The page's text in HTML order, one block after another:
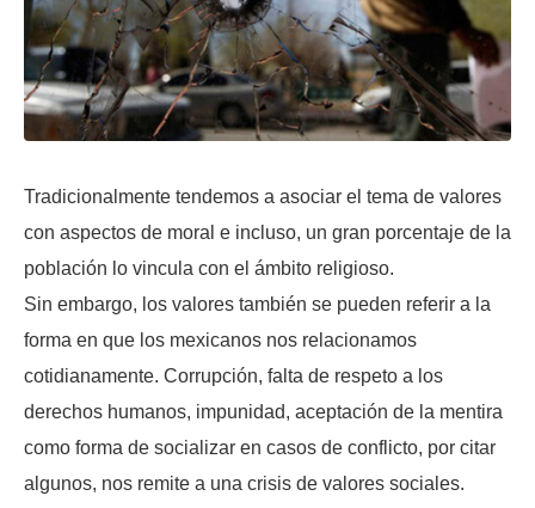
Tradicionalmente tendemos a asociar el tema de valores
con aspectos de moral e incluso, un gran porcentaje de la
población lo vincula con el ámbito religioso.
Sin embargo, los valores también se pueden referir a la
forma en que los mexicanos nos relacionamos
cotidianamente. Corrupción, falta de respeto a los
derechos humanos, impunidad, aceptación de la mentira
como forma de socializar en casos de conflicto, por citar
algunos, nos remite a una crisis de valores sociales.